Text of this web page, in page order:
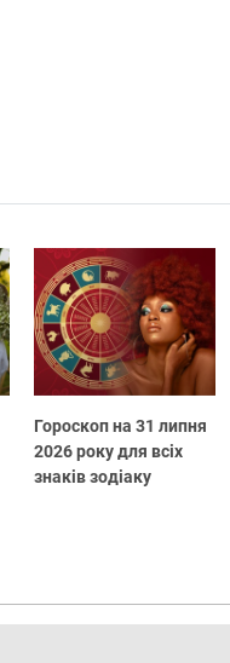
Гороскоп на 31 липня
2026 року для всіх
знаків зодіаку